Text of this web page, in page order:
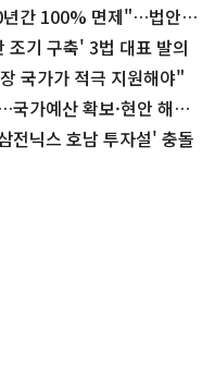
년간 100% 면제"…법안
기 구축' 3법 대표 발의
국가가 적극 지원해야"
가예산 확보·현안 해결
닉스 호남 투자설' 충돌